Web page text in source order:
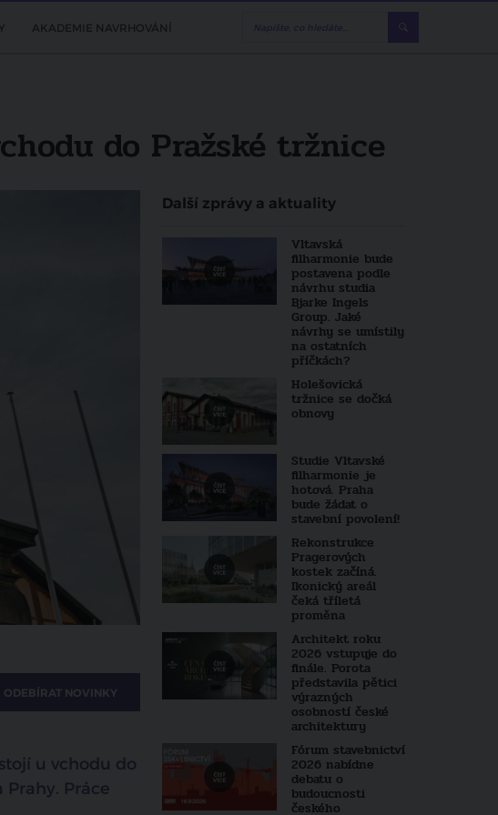
AKADEMIE NAVRHOVÁNÍ
do Pražské tržnice
ODEBÍRAT NOVINKY
u vchodu do
Práce
Další zprávy a aktuality
Vltavská
filharmonie bude
postavena podle
návrhu studia
Bjarke Ingels
Group. Jaké
návrhy se umístily
na ostatních
příčkách?
Holešovická
tržnice se dočká
obnovy
Studie Vltavské
filharmonie je
hotová. Praha
bude žádat o
stavební povolení!
Rekonstrukce
Pragerových
kostek začíná.
Ikonický areál
čeká tříletá
proměna
Architekt roku
2026 vstupuje do
finále. Porota
představila pětici
výrazných
osobností české
architektury
Fórum stavebnictví
2026 nabídne
debatu o
budoucnosti
českého